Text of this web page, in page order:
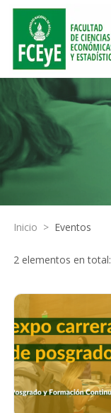
Inicio > Eventos
2 elementos en total: